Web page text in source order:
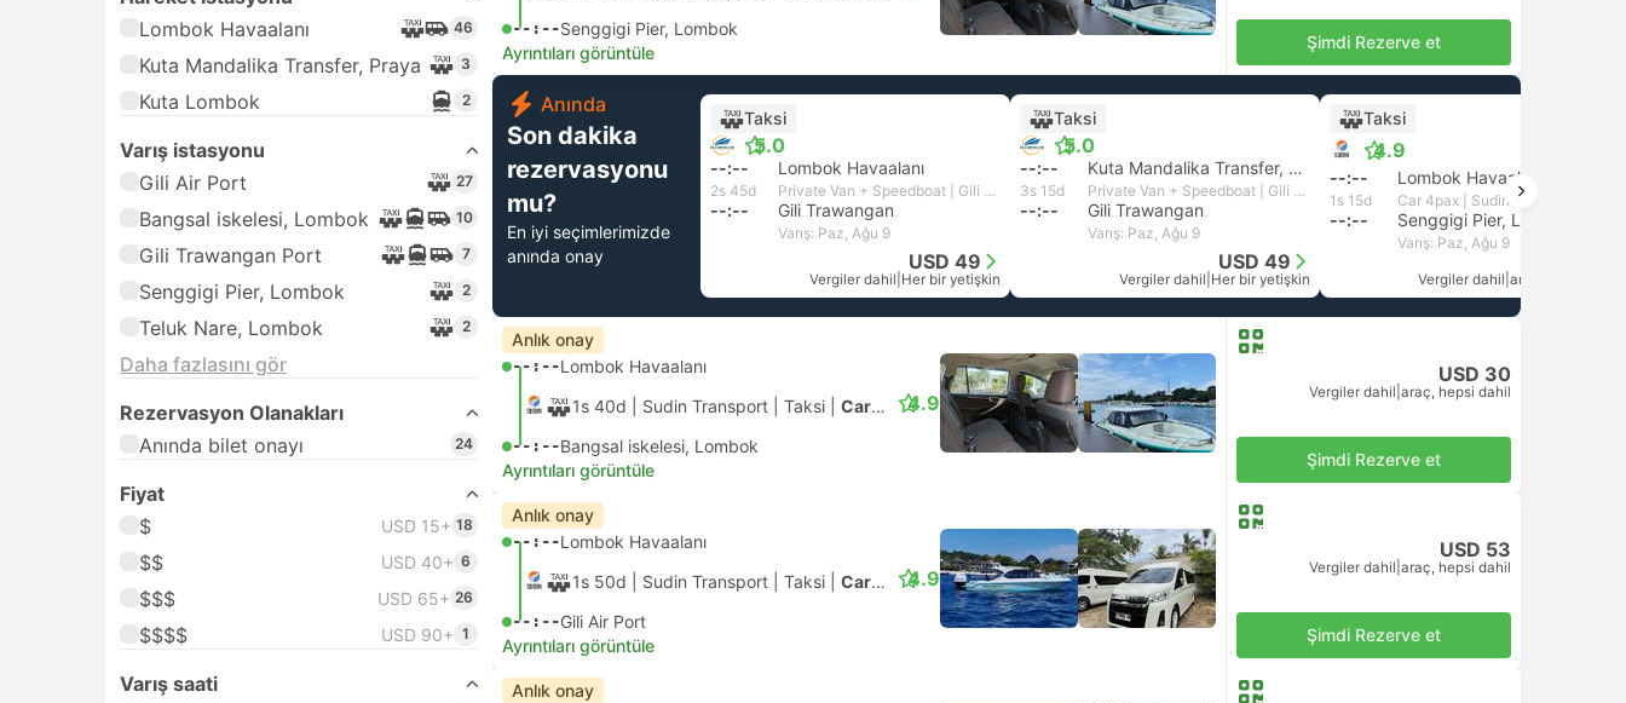
Lombok Havaalanı
46
Kuta Mandalika Transfer, Praya 3
Kuta Lombok 2
Varış istasyonu
Gili Air Port
27
Bangsal iskelesi, Lombok 10
Gili Trawangan Port 7
Senggigi Pier, Lombok 2
Teluk Nare, Lombok 2
Daha fazlasını gör
Rezervasyon Olanakları
Anında bilet onayı
24
Fiyat
$
USD 15+ 18
$$ USD 40+ 6
$$$ USD 65+ 26
$$$$ USD 90+ 1
Varış saati
--:--Senggigi Pier, Lombok
Ayrıntıları görüntüle
Şimdi Rezerve et
Anında
Son dakika
rezervasyonu
mu?
En iyi seçimlerimizde
anında onay
Taksi
5.0
--:-- Lombok Havaalanı
2s 45d Private Van + Speedboat | Gili Fast Boat
--:-- Gili Trawangan
Varış: Paz, Ağu 9
USD 49
Vergiler dahil Her bir yetişkin
Taksi
5.0
--:-- Kuta Mandalika Transfer, Praya
3s 15d Private Van + Speedboat | Gili Fast Boat
--:-- Gili Trawangan
Varış: Paz, Ağu 9
USD 49
Vergiler dahil Her bir yetişkin
Taksi
4.9
--:-- Lombok Havaalanı
1s 15d Car 4pax | Sudin Transport
--:-- Senggigi Pier, Lombok
Varış: Paz, Ağu 9
Vergiler dahil araç, hepsi dahil
Anlık onay
--:--Lombok Havaalanı
1s 40d | Sudin Transport Taksi Car 4pax
--:--Bangsal iskelesi, Lombok
4.9
Ayrıntıları görüntüle
USD 30
Vergiler dahil araç, hepsi dahil
Şimdi Rezerve et
Anlık onay
--:--Lombok Havaalanı
1s 50d | Sudin Transport Taksi Car + Private Speedboat
--:--Gili Air Port
4.9
Ayrıntıları görüntüle
USD 53
Vergiler dahil araç, hepsi dahil
Şimdi Rezerve et
Anlık onay